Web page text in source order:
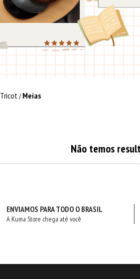
Tricot/ Meias
Não temos
ENVIAMOS PARA TODO O BRASIL
A Kuma Store chega até você